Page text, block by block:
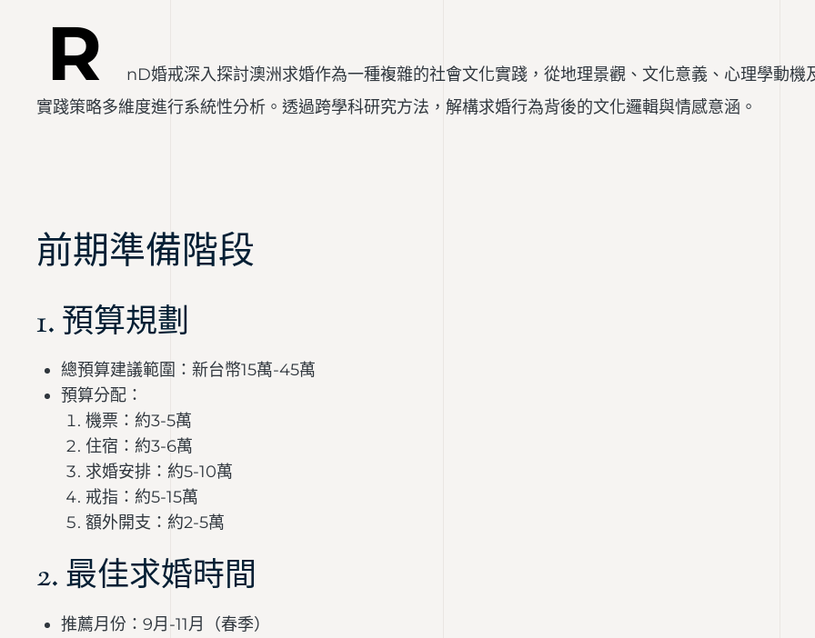
R
nD婚戒深入探討澳洲求婚作為一種複雜的社會文化實踐，從地理景觀、文化意義、心理學動機
實踐策略多維度進行系統性分析。透過跨學科研究方法，解構求婚行為背後的文化邏輯與情感意涵。
前期準備階段
1. 預算規劃
總預算建議範圍：新台幣15萬-45萬
預算分配：
機票：約3-5萬
住宿：約3-6萬
求婚安排：約5-10萬
戒指：約5-15萬
額外開支：約2-5萬
2. 最佳求婚時間
推薦月份：9月-11月（春季）